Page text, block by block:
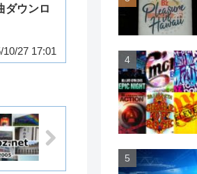
ダウンロ
10/27 17:01